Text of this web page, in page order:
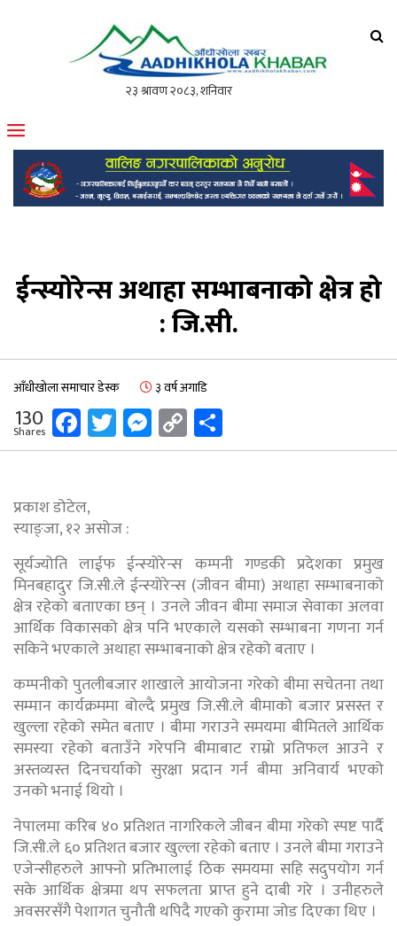
मोफसलकै लोकप्रिय अनलाइन पत्रिका
ईन्स्योरेन्स अथाहा सम्भाबनाको क्षेत्र हो
: जि.सी.
आँधीखोला समाचार डेस्क ३ वर्ष अगाडि
130
Shares Facebook
Twitter
Messenger
Copy
Link
प्रकाश डोटेल,
स्याङ्जा, १२ असोज :
सूर्यज्योति लाईफ ईन्स्योरेन्स कम्पनी गण्डकी प्रदेशका प्रमुख
मिनबहादुर जि.सी.ले ईन्स्योरेन्स (जीवन बीमा) अथाहा सम्भाबनाको
क्षेत्र रहेको बताएका छन् । उनले जीवन बीमा समाज सेवाका अलवा
आर्थिक विकासको क्षेत्र पनि भएकाले यसको सम्भाबना गणना गर्न
सकिने भएकाले अथाहा सम्भाबनाको क्षेत्र रहेको बताए ।
कम्पनीको पुतलीबजार शाखाले आयोजना गरेको बीमा सचेतना तथा
सम्मान कार्यक्रममा बोल्दै प्रमुख जि.सी.ले बीमाको बजार प्रसस्त र
खुल्ला रहेको समेत बताए । बीमा गराउने समयमा बीमितले आर्थिक
समस्या रहेको बताउँने गरेपनि बीमाबाट राम्रो प्रतिफल आउने र
अस्तव्यस्त दिनचर्याको सुरक्षा प्रदान गर्न बीमा अनिवार्य भएको
उनको भनाई थियो ।
नेपालमा करिब ४० प्रतिशत नागरिकले जीबन बीमा गरेको स्पष्ट पार्दै
जि.सी.ले ६० प्रतिशत बजार खुल्ला रहेको बताए । उनले बीमा गराउने
एजेन्सीहरुले आफ्नो प्रतिभालाई ठिक समयमा सहि सदुपयोग गर्न
सके आर्थिक क्षेत्रमा थप सफलता प्राप्त हुने दाबी गरे । उनीहरुले
अवसरसँगै पेशागत चुनौती थपिदै गएको कुरामा जोड दिएका थिए ।